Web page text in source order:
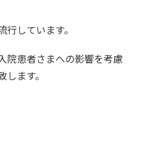
しています。
院患者さまへの影響を考慮
ます。